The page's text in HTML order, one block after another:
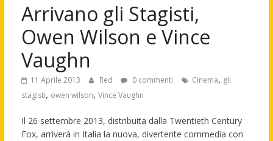
Arrivano gli Stagisti,
Owen Wilson e Vince
Vaughn
11 Aprile 2013 Red 0 commenti Cinema, gli
stagisti, owen wilson, Vince Vaughn
Il 26 settembre 2013, distribuita dalla Twentieth Century
Fox, arriverà in Italia la nuova, divertente commedia con